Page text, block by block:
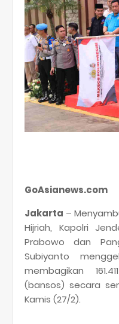
GoAsianews.com
Jakarta –
Hijriah, Kapolri
Prabowo dan
Subiyanto
membagikan
(bansos) secara
Kamis (27/2).